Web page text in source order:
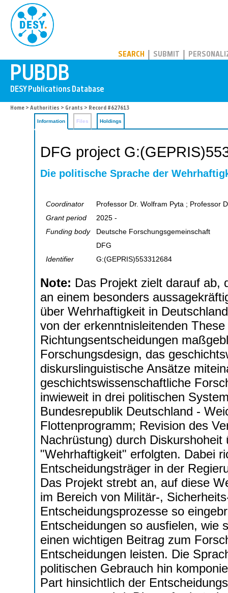
SEARCH SUBMIT
Home > Authorities > Grants > Record #627613
Information Files Holdings
DFG project
Die politische Sprache der
Coordinator
Professor Dr. Wolfram Pyta ; Professor
Grant period
2025 -
Funding body
Deutsche Forschungsgemeinschaft
DFG
Identifier
G:(GEPRIS)553312684
Note: Das Projekt zielt darauf ab,
an einem besonders
über Wehrhaftigkeit in
von der erkenntnisleitenden
Richtungsentscheidungen
Forschungsdesign, das
diskurslinguistische Ansätze
geschichtswissenschaftliche
inwieweit in drei politischen
Bundesrepublik Deutschland -
Flottenprogramm; Revision des
Nachrüstung) durch
"Wehrhaftigkeit" erfolgten. Dabei
Entscheidungsträger in der
Das Projekt strebt an, auf diese
im Bereich von Militär-,
Entscheidungsprozesse so
Entscheidungen so ausfielen, wie
einen wichtigen Beitrag zum
Entscheidungen leisten. Die
politischen Gebrauch hin
Part hinsichtlich der